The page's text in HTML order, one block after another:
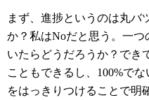
まず、進捗というのは丸バ
か？私はNoだと思う。一
いたらどうだろうか？でき
こともできるし、100%で
をはっきりつけることで明